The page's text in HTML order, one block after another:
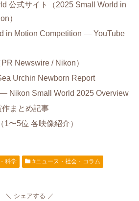
公式サイト（2025 Small World in
）
in Motion Competition — YouTube
Newswire / Nikon）
Urchin Newborn Report
Nikon Small World 2025 Overview
まとめ記事
〜5位 各映像紹介）
科学
#ニュース・社会・コラム
シェアする